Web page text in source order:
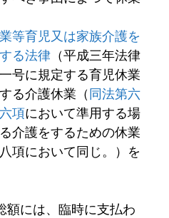
等育児又は家族介護を
る法律 （平成三年法律
号に規定する育児休業
る介護休業（同法第六
項において準用する場
介護をするための休業
項において同じ。）を
額には、臨時に支払わ